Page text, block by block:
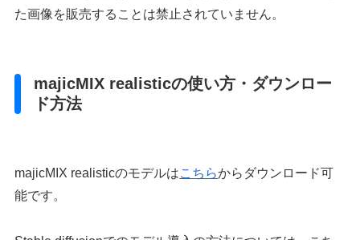
た画像を販売することは禁止されていません。
majicMIX realisticの使い方・ダウンロー
ド方法
majicMIX realisticのモデルはこちらからダウンロード可
能です。